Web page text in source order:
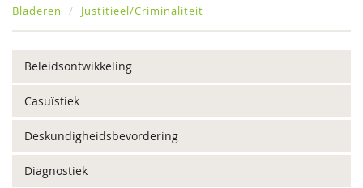
Bladeren Justitieel/Criminaliteit
Beleidsontwikkeling
Casuïstiek
Deskundigheidsbevordering
Diagnostiek